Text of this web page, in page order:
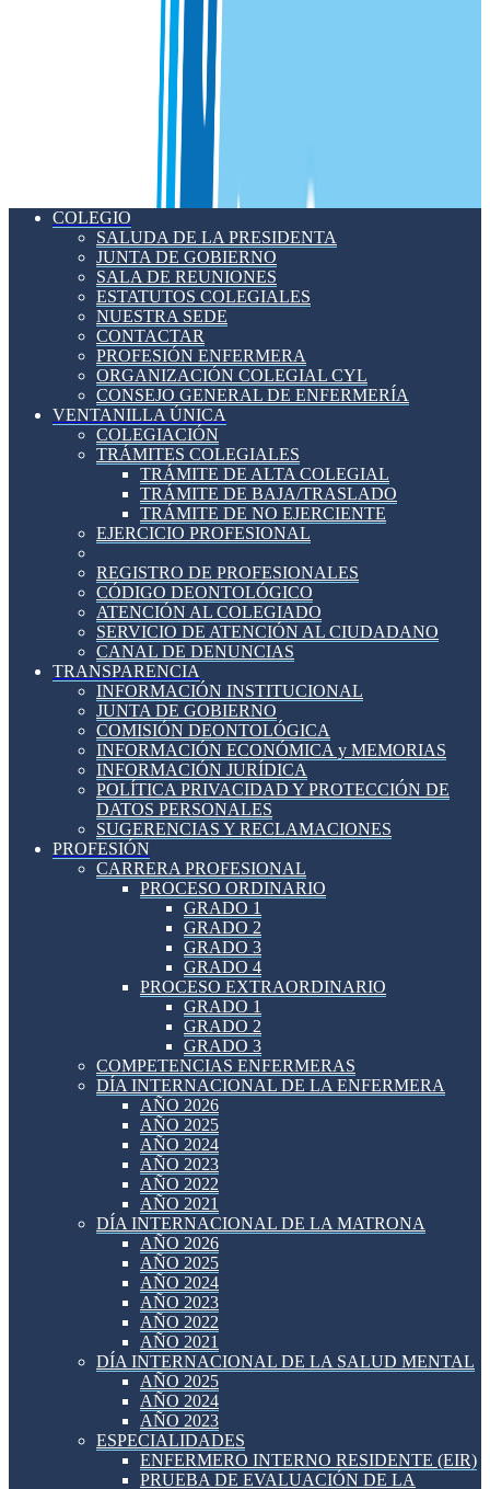
COLEGIO
SALUDA DE LA PRESIDENTA
JUNTA DE GOBIERNO
SALA DE REUNIONES
ESTATUTOS COLEGIALES
NUESTRA SEDE
CONTACTAR
PROFESIÓN ENFERMERA
ORGANIZACIÓN COLEGIAL CYL
CONSEJO GENERAL DE ENFERMERÍA
VENTANILLA ÚNICA
COLEGIACIÓN
TRÁMITES COLEGIALES
TRÁMITE DE ALTA COLEGIAL
TRÁMITE DE BAJA/TRASLADO
TRÁMITE DE NO EJERCIENTE
EJERCICIO PROFESIONAL
REGISTRO DE PROFESIONALES
CÓDIGO DEONTOLÓGICO
ATENCIÓN AL COLEGIADO
SERVICIO DE ATENCIÓN AL CIUDADANO
CANAL DE DENUNCIAS
TRANSPARENCIA
INFORMACIÓN INSTITUCIONAL
JUNTA DE GOBIERNO
COMISIÓN DEONTOLÓGICA
INFORMACIÓN ECONÓMICA y MEMORIAS
INFORMACIÓN JURÍDICA
POLÍTICA PRIVACIDAD Y PROTECCIÓN DE
DATOS PERSONALES
SUGERENCIAS Y RECLAMACIONES
PROFESIÓN
CARRERA PROFESIONAL
PROCESO ORDINARIO
GRADO 1
GRADO 2
GRADO 3
GRADO 4
PROCESO EXTRAORDINARIO
GRADO 1
GRADO 2
GRADO 3
COMPETENCIAS ENFERMERAS
DÍA INTERNACIONAL DE LA ENFERMERA
AÑO 2026
AÑO 2025
AÑO 2024
AÑO 2023
AÑO 2022
AÑO 2021
DÍA INTERNACIONAL DE LA MATRONA
AÑO 2026
AÑO 2025
AÑO 2024
AÑO 2023
AÑO 2022
AÑO 2021
DÍA INTERNACIONAL DE LA SALUD MENTAL
AÑO 2025
AÑO 2024
AÑO 2023
ESPECIALIDADES
ENFERMERO INTERNO RESIDENTE (EIR)
PRUEBA DE EVALUACIÓN DE LA